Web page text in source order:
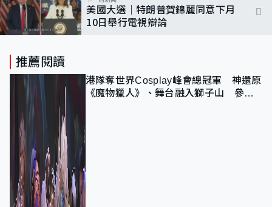
美國大選｜特朗普賀錦麗同意下月
10日舉行電視辯論
推薦閱讀
港隊奪世界Cosplay峰會總冠軍 神還原
《魔物獵人》、舞台融入獅子山 參賽